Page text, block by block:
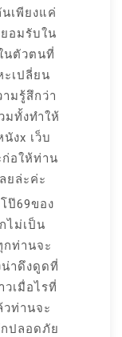
เพียงแค่
อมรับใน
นตัวตนที่
เปลี่ยน
มรู้สึกว่า
มทั้งทำให้
งx เว็บ
ก่อให้ท่าน
ยล่ะค่ะ
ป๊69ของ
ไม่เป็น
กท่านจะ
าดึงดูดที่
เมื่อไรที่
วท่านจะ
ปลอดภัย